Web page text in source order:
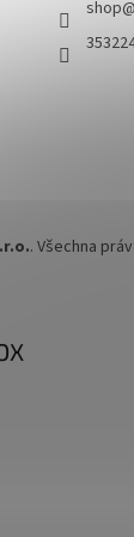
shop@
. Všechna